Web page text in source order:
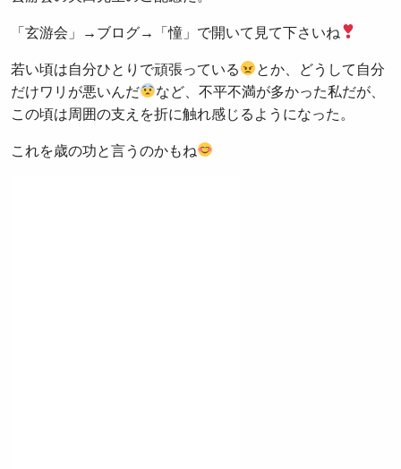
「玄游会」→ブログ→「憧」で開いて見て下さいね
若い頃は自分ひとりで頑張っている
とか、どうして自分
だけワリが悪いんだ
など、不平不満が多かった私だが、
この頃は周囲の支えを折に触れ感じるようになった。
これを歳の功と言うのかもね